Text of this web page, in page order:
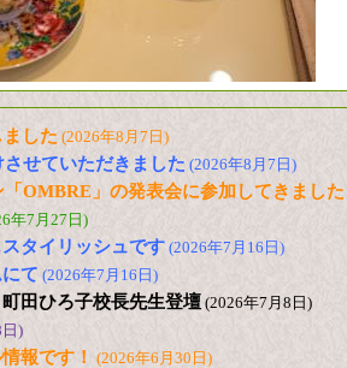
した (2026年8月7日)
させていただきました (2026年8月7日)
OMBRE」の発表会に参加してきました
年7月27日)
タイリッシュです (2026年7月16日)
て (2026年7月16日)
田ひろ子校長先生登壇 (2026年7月8日)
)
報です！ (2026年6月30日)